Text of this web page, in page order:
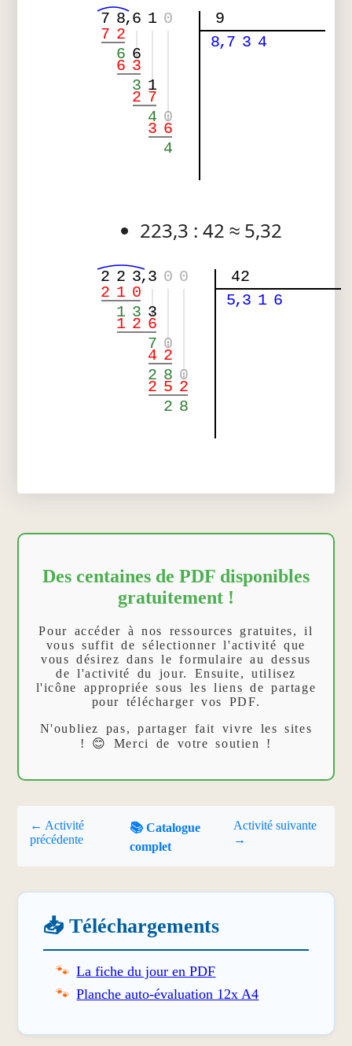
7 8 6 1
, 0
9
8,7 3 4
2
7
6 6
3
6
3 1
7
2
4 0
6
3
4
223,3 : 42 ≈ 5,32
2 2 3 3
, 0 0
42
5,3 1 6
0
1
2
3
1 3
6
2
1
7 0
2
4
8
2 0
2
5
2
8
2
Des centaines de PDF disponibles
gratuitement !
Pour accéder à nos ressources gratuites, il
vous suffit de sélectionner l'activité que
vous désirez dans le formulaire au dessus
de l'activité du jour. Ensuite, utilisez
l'icône appropriée sous les liens de partage
pour télécharger vos PDF.
N'oubliez pas, partager fait vivre les sites
! 😊 Merci de votre soutien !
← Activité
précédente
📚 Catalogue
complet
Activité suivante
→
📥 Téléchargements
La fiche du jour en PDF
Planche auto-évaluation 12x A4